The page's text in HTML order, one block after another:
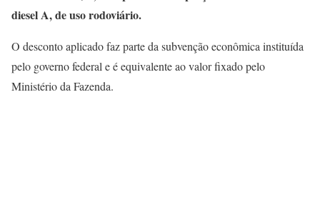
diesel A, de uso rodoviário.
O desconto aplicado faz parte da subvenção econômica instituída
pelo governo federal e é equivalente ao valor fixado pelo
Ministério da Fazenda.